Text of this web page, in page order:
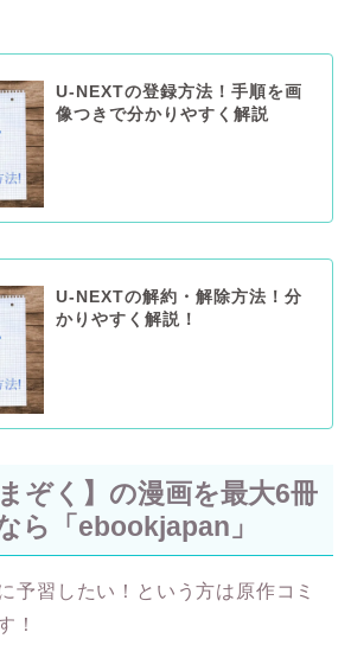
U-NEXTの登録方法！手順を画
像つきで分かりやすく解説
U-NEXTの解約・解除方法！分
かりやすく解説！
ぞく】の漫画を最大6冊
ら「ebookjapan」
予習したい！という方は原作コミ
！